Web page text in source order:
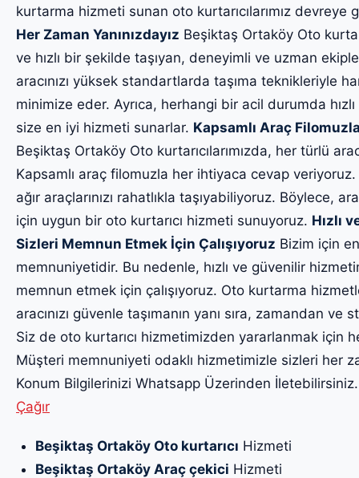
kurtarma hizmeti sunan oto kurtarıcılarımız devreye
Her Zaman Yanınızdayız Beşiktaş Ortaköy Oto
ve hızlı bir şekilde taşıyan, deneyimli ve uzman
aracınızı yüksek standartlarda taşıma teknikleriyle
minimize eder. Ayrıca, herhangi bir acil durumda
size en iyi hizmeti sunarlar. Kapsamlı Araç
Beşiktaş Ortaköy Oto kurtarıcılarımızda, her türlü
Kapsamlı araç filomuzla her ihtiyaca cevap
ağır araçlarınızı rahatlıkla taşıyabiliyoruz. Böylece,
için uygun bir oto kurtarıcı hizmeti sunuyoruz. Hızlı
Sizleri Memnun Etmek İçin Çalışıyoruz Bizim için
memnuniyetidir. Bu nedenle, hızlı ve güvenilir
memnun etmek için çalışıyoruz. Oto kurtarma
aracınızı güvenle taşımanın yanı sıra, zamandan
Siz de oto kurtarıcı hizmetimizden yararlanmak için
Müşteri memnuniyeti odaklı hizmetimizle sizleri her
Konum Bilgilerinizi Whatsapp Üzerinden
Çağır
Beşiktaş Ortaköy Oto kurtarıcı Hizmeti
Beşiktaş Ortaköy Araç çekici Hizmeti